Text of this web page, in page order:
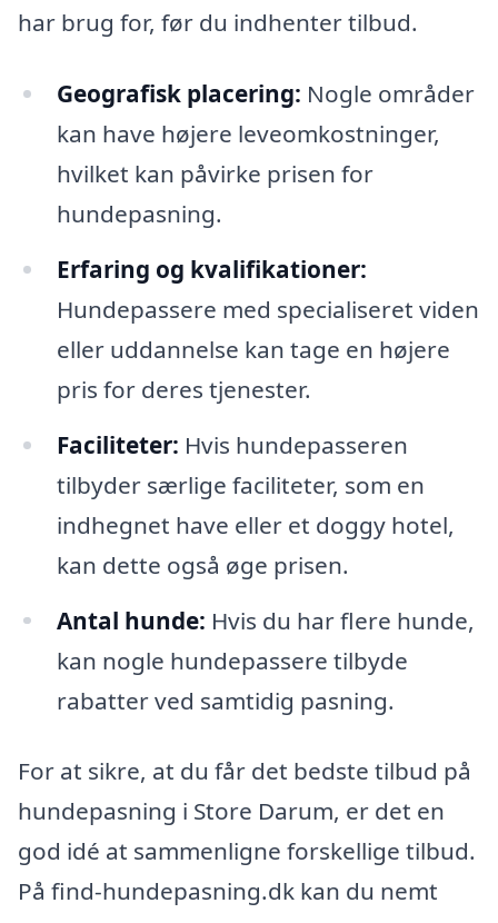
har brug for, før du indhenter tilbud.
Geografisk placering: Nogle områder
kan have højere leveomkostninger,
hvilket kan påvirke prisen for
hundepasning.
Erfaring og kvalifikationer:
Hundepassere med specialiseret viden
eller uddannelse kan tage en højere
pris for deres tjenester.
Faciliteter: Hvis hundepasseren
tilbyder særlige faciliteter, som en
indhegnet have eller et doggy hotel,
kan dette også øge prisen.
Antal hunde: Hvis du har flere hunde,
kan nogle hundepassere tilbyde
rabatter ved samtidig pasning.
For at sikre, at du får det bedste tilbud på
hundepasning i Store Darum, er det en
god idé at sammenligne forskellige tilbud.
På find-hundepasning.dk kan du nemt